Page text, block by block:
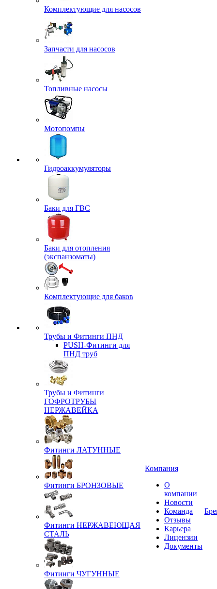
Комплектующие для насосов
Запчасти для насосов
Топливные насосы
Мотопомпы
Гидроаккумуляторы
Баки для ГВС
Баки для отопления
(экспанзоматы)
Комплектующие для баков
Трубы и Фитинги ПНД
PUSH-Фитинги для
ПНД труб
Трубы и Фитинги
ГОФРОТРУБЫ
НЕРЖАВЕЙКА
Фитинги ЛАТУННЫЕ
Фитинги БРОНЗОВЫЕ
Фитинги НЕРЖАВЕЮЩАЯ
СТАЛЬ
Фитинги ЧУГУННЫЕ
Компания
О
компании
Новости
Команда
Отзывы
Карьера
Лицензии
Документы